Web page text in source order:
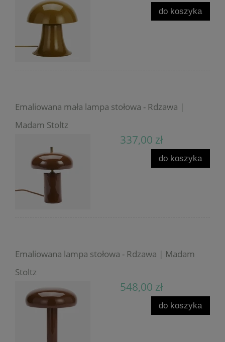
do koszyka
Emaliowana mała lampa stołowa - Rdzawa |
Madam Stoltz
337,00 zł
do koszyka
Emaliowana lampa stołowa - Rdzawa | Madam
Stoltz
548,00 zł
do koszyka